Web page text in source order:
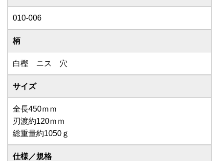
010-006
柄
白樫 ニス 穴
サイズ
全長450ｍｍ
刃渡約120ｍｍ
総重量約1050ｇ
仕様／規格